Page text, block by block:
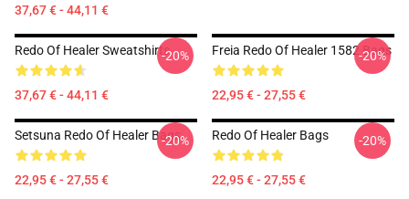
37,67 € - 44,11 €
Redo Of Healer Sweatshirts
37,67 € - 44,11 €
-20% Freia Redo Of Healer 1582 Bags
22,95 € - 27,55 €
-20%
Setsuna Redo Of Healer Bags
22,95 € - 27,55 €
-20% Redo Of Healer Bags
22,95 € - 27,55 €
-20%